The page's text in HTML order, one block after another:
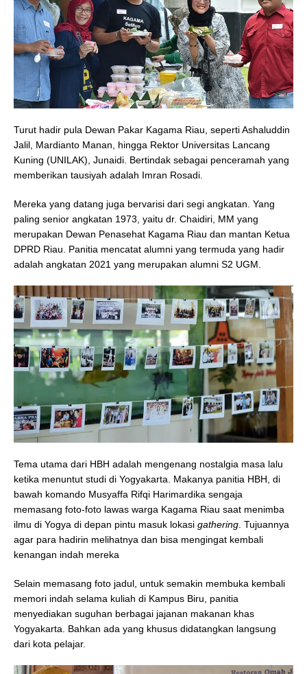
Turut hadir pula Dewan Pakar Kagama Riau, seperti Ashaluddin
Jalil, Mardianto Manan, hingga Rektor Universitas Lancang
Kuning (UNILAK), Junaidi. Bertindak sebagai penceramah yang
memberikan tausiyah adalah Imran Rosadi.
Mereka yang datang juga bervarisi dari segi angkatan. Yang
paling senior angkatan 1973, yaitu dr. Chaidiri, MM yang
merupakan Dewan Penasehat Kagama Riau dan mantan Ketua
DPRD Riau. Panitia mencatat alumni yang termuda yang hadir
adalah angkatan 2021 yang merupakan alumni S2 UGM.
Tema utama dari HBH adalah mengenang nostalgia masa lalu
ketika menuntut studi di Yogyakarta. Makanya panitia HBH, di
bawah komando Musyaffa Rifqi Harimardika sengaja
memasang foto-foto lawas warga Kagama Riau saat menimba
ilmu di Yogya di depan pintu masuk lokasi gathering . Tujuannya
agar para hadirin melihatnya dan bisa mengingat kembali
kenangan indah mereka
Selain memasang foto jadul, untuk semakin membuka kembali
memori indah selama kuliah di Kampus Biru, panitia
menyediakan suguhan berbagai jajanan makanan khas
Yogyakarta. Bahkan ada yang khusus didatangkan langsung
dari kota pelajar.